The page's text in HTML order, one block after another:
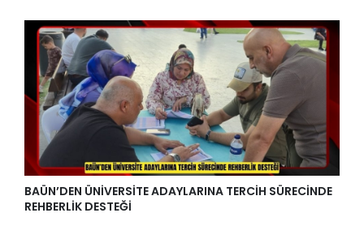
BAÜN’DEN ÜNİVERSİTE ADAYLARINA TERCİH SÜRECİNDE
REHBERLİK DESTEĞİ